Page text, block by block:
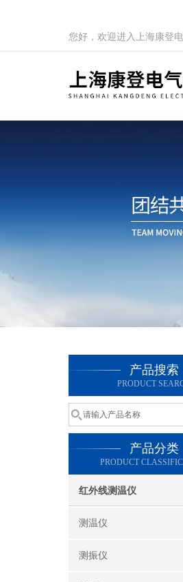
您好，欢迎进入上海康登
产品搜索
PRODUCT
产品分类
PRODUCT
红外线测温仪
测温仪
测振仪